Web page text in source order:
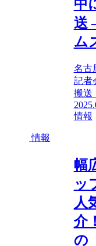
中
送
ム
名古
記者
搬送
情報
情報
幅
ッ
人
介
の